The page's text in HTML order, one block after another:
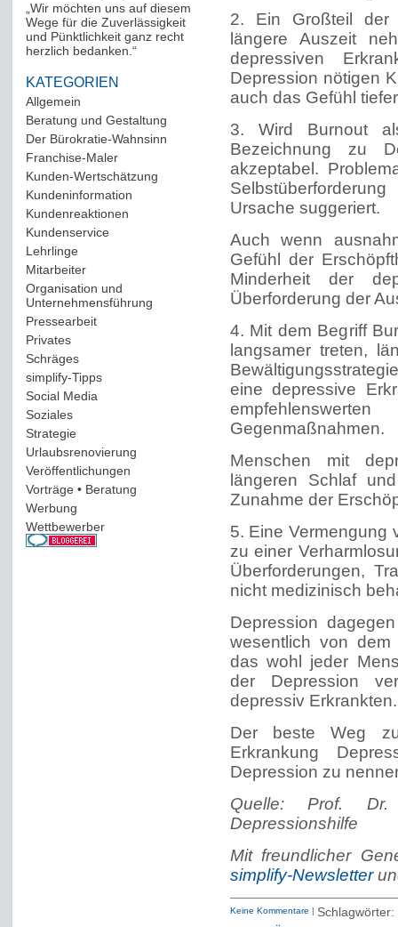
„Wir möchten uns auf diesem
Wege für die Zuverlässigkeit
und Pünktlichkeit ganz recht
herzlich bedanken.“
KATEGORIEN
Allgemein
Beratung und Gestaltung
Der Bürokratie-Wahnsinn
Franchise-Maler(42)
Kunden-Wertschätzung
Kundeninformation
Kundenreaktionen
Kundenservice(178)
Lehrlinge(54)
Mitarbeiter(163)
Organisation und
Unternehmensführung
Pressearbeit(12)
Privates(193)
Schräges(161)
simplify-Tipps(123)
Social Media
Soziales(37)
Strategie(220)
Urlaubsrenovierung
Veröffentlichungen
Vorträge • Beratung
Werbung
Wettbewerber(61)
2. Ein Großteil der
längere Auszeit
depressiven
Depression nötigen
auch das Gefühl
3. Wird Burnout
Bezeichnung zu
akzeptabel.
Ursache suggeriert.
Auch wenn
Gefühl der
Minderheit der
Überforderung der
4. Mit dem Begriff
langsamer treten,
eine depressive
Gegenmaßnahmen.
Menschen mit
längeren Schlaf
Zunahme der
5. Eine Vermengung
zu einer
Überforderungen,
nicht medizinisch
Depression
wesentlich von dem
das wohl jeder
der Depression
depressiv Erkrankten.
Der beste Weg
Erkrankung
Depression zu
Quelle: Prof. Dr.
Depressionshilfe
Mit freundlicher
simplify-Newsletter
Keine Kommentare |